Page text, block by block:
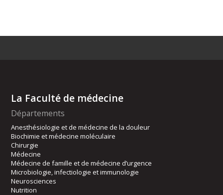
La Faculté de médecine
Départements
Anesthésiologie et de médecine de la douleur
Biochimie et médecine moléculaire
Chirurgie
Médecine
Médecine de famille et de médecine d’urgence
Microbiologie, infectiologie et immunologie
Neurosciences
Nutrition